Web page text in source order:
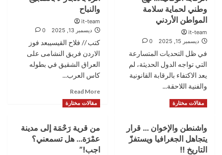
حكومية:
لَمّة
حساب
الصحة
العامة
من
مريخ
الأرض
وطني لحماية سلامة
المواطن الأردني
it-team
ديسمبر 15, 2025
0
في ظل التحديات المتسارعة
التي تواجه الدول الحديثة، لم
يعد الاكتفاء بالرقابة القانونية
والفنية اللاحقة...
Read More
Read
الرقابة
الوقائية…
والنباح
it-team
ديسمبر 13, 2025
0
كتب // فلاح القيسيبعد فوز
الاردن فريق النشامى على
العراق الشقيق في بطوله
كاس العرب...
Read More
more
about
بالانجاز
لا
مقالات مختارة
واشنطن والإخوان … قرار
يتجاهل الجغرافيا ويستفزّ
التاريخ !!
مقالات مختارة
من قرية رَحْمَة إلى مدينة
عمْرَة… هل تسمعني؟
اجب!”